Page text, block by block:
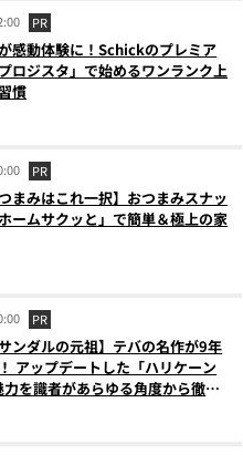
PR
感動体験に！Schickのプレミア
ロジスタ」で始めるワンランク上
慣
PR
まみはこれ一択】おつまみスナッ
ームサクッと」で簡単＆極上の家
PR
ンダルの元祖】テバの名作が9年
アップデートした「ハリケーン
を識者があらゆる角度から徹底